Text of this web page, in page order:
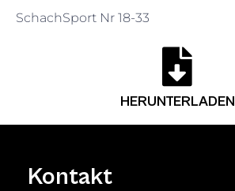
SchachSport Nr 18-33
HERUNTERLADEN
Kontakt